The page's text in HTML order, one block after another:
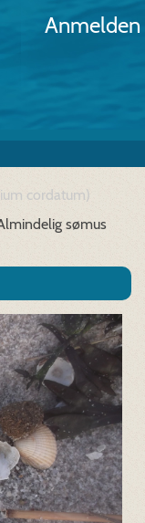
Anmelden
cordatum)
sømus